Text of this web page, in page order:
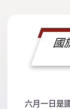
國
六月一日是